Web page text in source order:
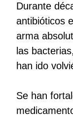
Durante
antibióticos
arma
las
han ido
Se han